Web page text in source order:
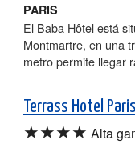
PARIS
El Baba Hôtel está
Montmartre, en una
metro permite llegar
Terrass Hotel Paris
★★★★ Alta